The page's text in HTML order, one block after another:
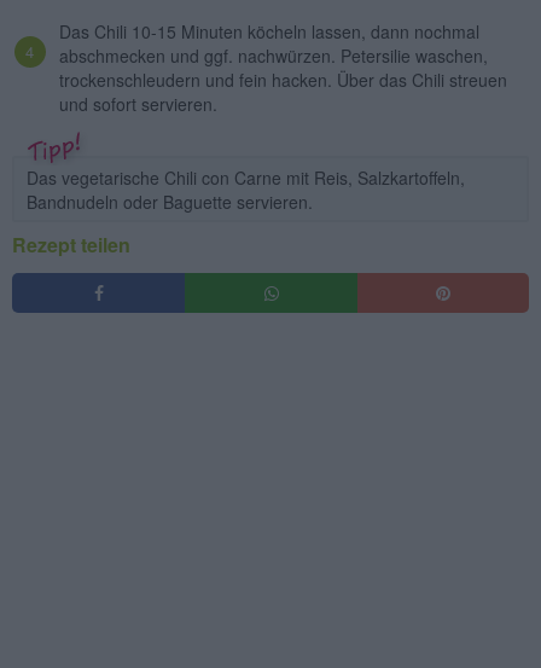
Das Chili 10-15 Minuten köcheln lassen, dann nochmal
abschmecken und ggf. nachwürzen. Petersilie waschen,
trockenschleudern und fein hacken. Über das Chili streuen
und sofort servieren.
Das vegetarische Chili con Carne mit Reis, Salzkartoffeln,
Bandnudeln oder Baguette servieren.
Rezept teilen